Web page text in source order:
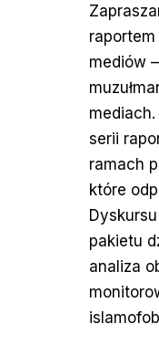
mediów
serii
ramach
które
pakietu
analiza